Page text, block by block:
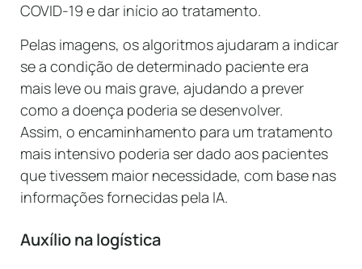
COVID-19 e dar início ao tratamento.
Pelas imagens, os algoritmos ajudaram a indicar
se a condição de determinado paciente era
mais leve ou mais grave, ajudando a prever
como a doença poderia se desenvolver.
Assim, o encaminhamento para um tratamento
mais intensivo poderia ser dado aos pacientes
que tivessem maior necessidade, com base nas
informações fornecidas pela IA.
Auxílio na logística